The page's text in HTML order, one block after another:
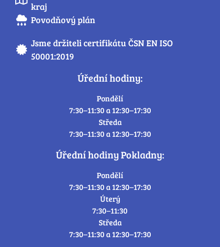
kraj
Povodňový plán
Jsme držiteli certifikátu ČSN EN ISO
50001:2019
Úřední hodiny:
Pondělí
7:30–11:30 a 12:30–17:30
Středa
7:30–11:30 a 12:30–17:30
Úřední hodiny Pokladny:
Pondělí
7:30–11:30 a 12:30–17:30
Úterý
7:30–11:30
Středa
7:30–11:30 a 12:30–17:30